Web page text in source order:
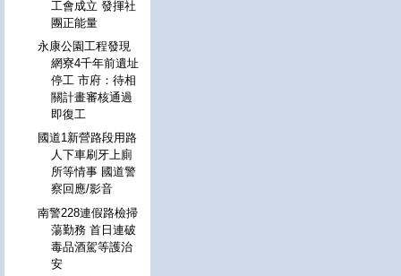
工會成立 發揮社
團正能量
永康公園工程發現
網寮4千年前遺址
停工 市府：待相
關計畫審核通過
即復工
國道1新營路段用路
人下車刷牙上廁
所等情事 國道警
察回應/影音
南警228連假路檢掃
蕩勤務 首日連破
毒品酒駕等護治
安